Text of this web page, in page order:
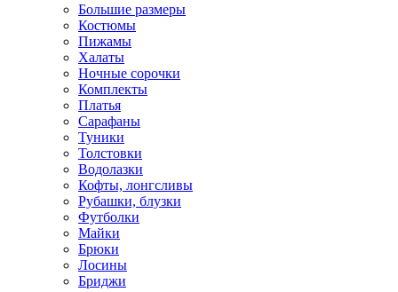
Большие размеры
Костюмы
Пижамы
Халаты
Ночные сорочки
Комплекты
Платья
Сарафаны
Туники
Толстовки
Водолазки
Кофты, лонгсливы
Рубашки, блузки
Футболки
Майки
Брюки
Лосины
Бриджи